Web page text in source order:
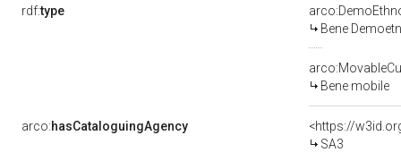
rdf:type
Bene
Bene mobile
arco:hasCataloguingAgency
<https://
SA3